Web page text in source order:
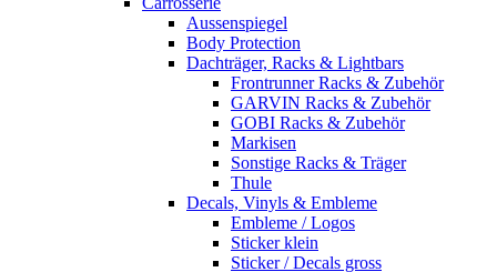
Aussenspiegel
Body Protection
Dachträger, Racks & Lightbars
Frontrunner Racks & Zubehör
GARVIN Racks & Zubehör
GOBI Racks & Zubehör
Markisen
Sonstige Racks & Träger
Thule
Decals, Vinyls & Embleme
Embleme / Logos
Sticker klein
Sticker / Decals gross